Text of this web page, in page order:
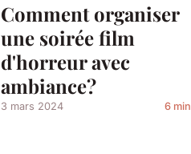
Comment organiser
une soirée film
d'horreur avec
ambiance?
3 mars 2024 6 min